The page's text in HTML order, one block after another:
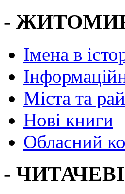
-
Імена в
Міста та
Нові книги
Обласний
-